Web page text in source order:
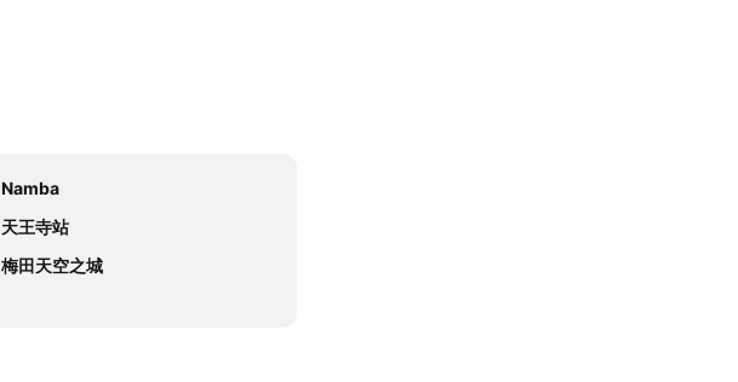
Namba
天王寺站
梅田天空之城